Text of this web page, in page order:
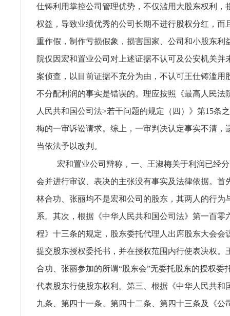
仕铸利用掌控公司管理优势，不仅滥用大股东权利，
权益，导致业绩优秀的公司长期不进行股权分红，而
重作假，制作亏损假象，损害国家、公司和小股东利
院仅因宏和置业公司对上述证据不认可及公安机关并
案侦查，以目前证据不充分为由，不认可王仕铸滥用
不分配利润的事实是错误的。理应按照《最高人民法
人民共和国公司法>若干问题的规定（四）》第15条
梅的一审诉讼请求。综上，一审判决认定事实不清，
当依法予以改判。
宏和置业公司辩称，一、王淑梅关于利润已经
会并进行审议、表决的主张没有事实及法律依据。首
林合功、张丽均不是宏和公司的股东，其两人的行为
系。其次，根据《中华人民共和国公司法》第一百零
程》十三条的规定，股东委托代理人出席股东大会会
提交股东授权委托书，并在授权范围内行使表决权。
合功、张丽参加的所谓“股东会”无委托股东的授权委
代表股东行使股东权利。第三、根据《中华人民共和
九条、第四十一条、第四十二条、第四十三条及《公